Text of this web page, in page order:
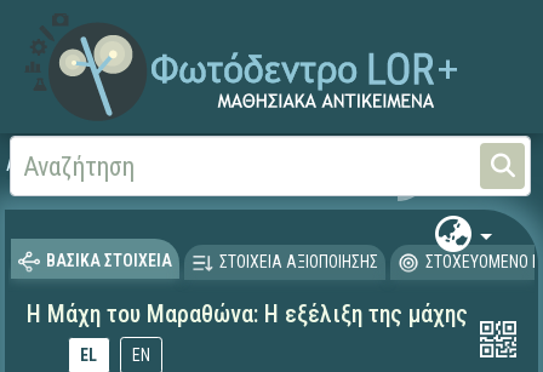
Αρχική
ΒΑΣΙΚΑ ΣΤΟΙΧΕΙΑ ΣΤΟΙΧΕΙΑ ΑΞΙΟΠΟΙΗΣΗΣ ΣΤΟΧΕΥΟΜΕΝΟ
Η Μάχη του Μαραθώνα: Η εξέλιξη της μάχης
EL EN